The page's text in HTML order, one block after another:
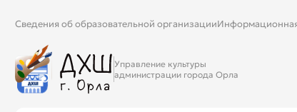
Сведения об образовательной организации
Управление культуры
администрации города Орла